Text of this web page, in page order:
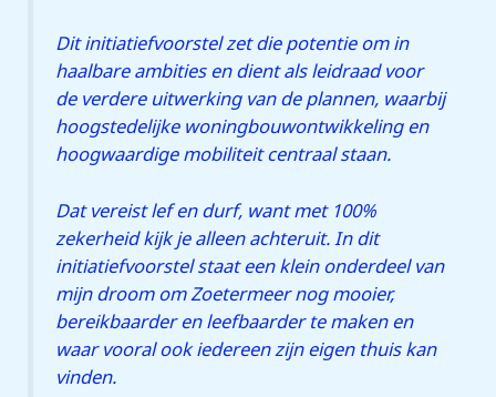
Dit initiatiefvoorstel zet die potentie om in
haalbare ambities en dient als leidraad voor
de verdere uitwerking van de plannen, waarbij
hoogstedelijke woningbouwontwikkeling en
hoogwaardige mobiliteit centraal staan.
Dat vereist lef en durf, want met 100%
zekerheid kijk je alleen achteruit. In dit
initiatiefvoorstel staat een klein onderdeel van
mijn droom om Zoetermeer nog mooier,
bereikbaarder en leefbaarder te maken en
waar vooral ook iedereen zijn eigen thuis kan
vinden.